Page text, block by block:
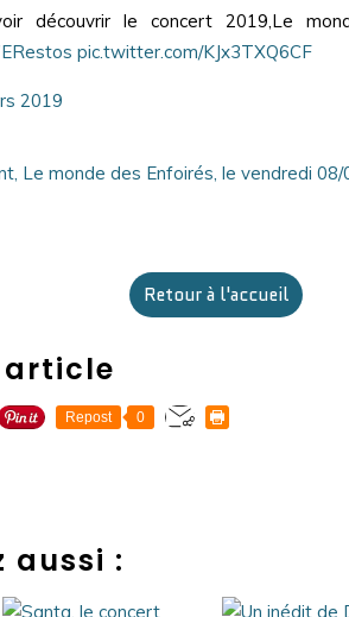
découvrir le concert 2019,Le
pic.twitter.com/KJx3TXQ6CF
2019
Retour à l'accueil
Repost 0
aussi :